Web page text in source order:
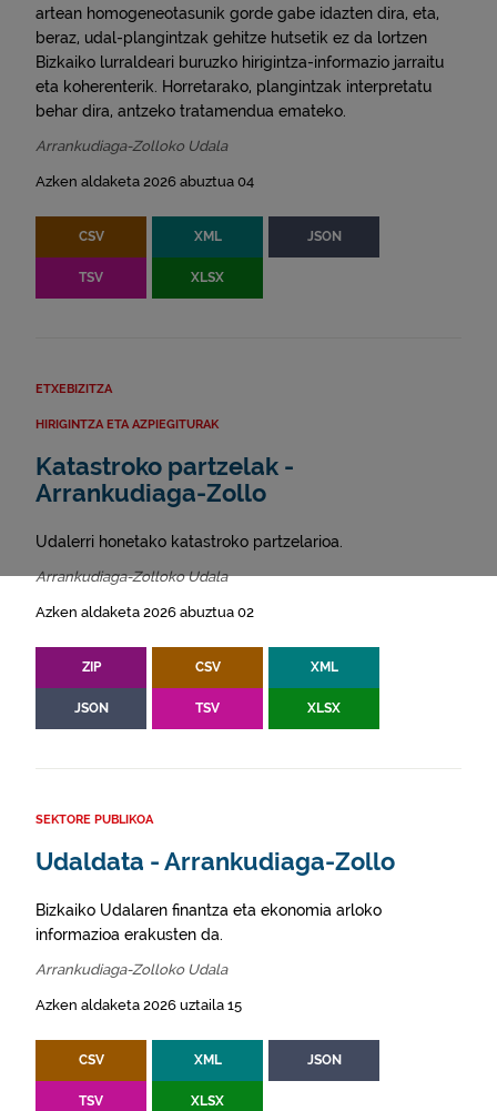
artean homogeneotasunik gorde gabe idazten dira, eta,
beraz, udal-plangintzak gehitze hutsetik ez da lortzen
Bizkaiko lurraldeari buruzko hirigintza-informazio jarraitu
eta koherenterik. Horretarako, plangintzak interpretatu
behar dira, antzeko tratamendua emateko.
Arrankudiaga-Zolloko Udala
Azken aldaketa 2026 abuztua 04
CSV XML JSON
TSV XLSX
ETXEBIZITZA
HIRIGINTZA ETA AZPIEGITURAK
Katastroko partzelak -
Arrankudiaga-Zollo
Udalerri honetako katastroko partzelarioa.
Arrankudiaga-Zolloko Udala
Azken aldaketa 2026 abuztua 02
ZIP CSV XML
JSON TSV XLSX
SEKTORE PUBLIKOA
Udaldata - Arrankudiaga-Zollo
Bizkaiko Udalaren finantza eta ekonomia arloko
informazioa erakusten da.
Arrankudiaga-Zolloko Udala
Azken aldaketa 2026 uztaila 15
CSV XML JSON
TSV XLSX